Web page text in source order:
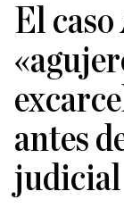
El
antes
judicial